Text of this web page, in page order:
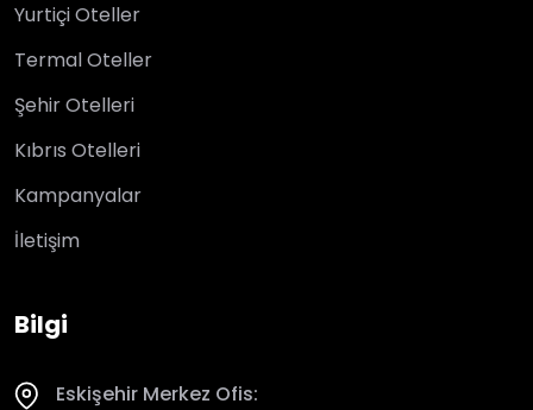
Yurtiçi Oteller
Termal Oteller
Şehir Otelleri
Kıbrıs Otelleri
Kampanyalar
İletişim
Bilgi
Eskişehir Merkez Ofis: